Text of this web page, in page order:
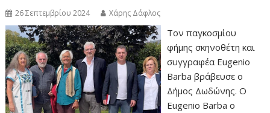
26 Σεπτεμβρίου 2024 Χάρης Δάφλος
Τον παγκοσμίου
φήμης σκηνοθέτη και
συγγραφέα Eugenio
Barba βράβευσε ο
Δήμος Δωδώνης. Ο
Eugenio Barba ο